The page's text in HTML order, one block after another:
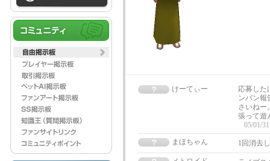
けーてぃー
応募した
ンバン報
さいねー
張って遊
05/01/
まほちゃん
1回消去